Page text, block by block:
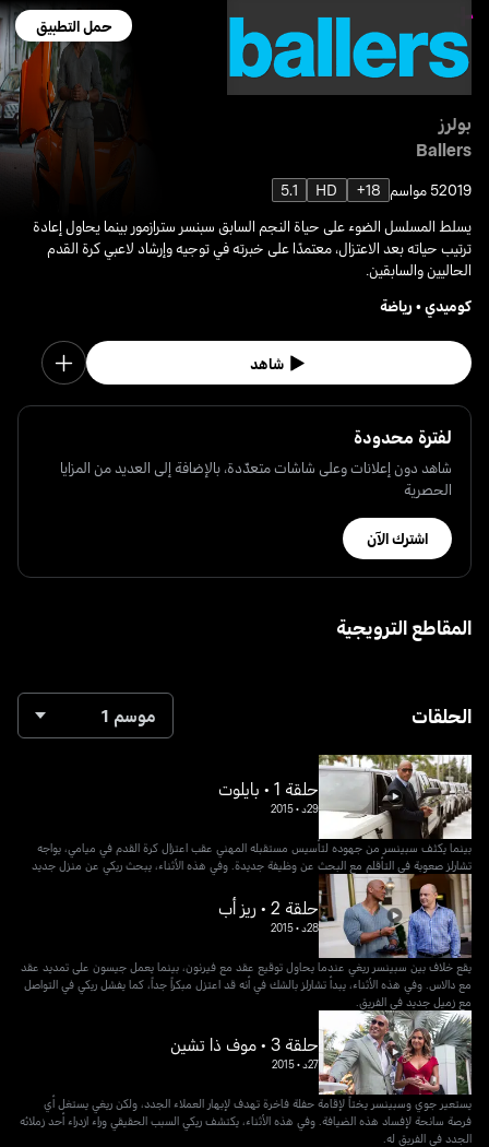
حمل التطبيق
بولرز
Ballers
20195 مواسم 18+
HD
5.1
يسلط المسلسل الضوء على حياة النجم السابق سبنسر سترازمور بينما يحاول إعادة
ترتيب حياته بعد الاعتزال، معتمدًا على خبرته في توجيه وإرشاد لاعبي كرة القدم
الحاليين والسابقين.
كوميدي•رياضة
شاهد
لفترة محدودة
شاهد دون إعلانات وعلى شاشات متعدّدة، بالإضافة إلى العديد من المزايا
الحصرية
اشترك الآن
المقاطع الترويجية
الحلقات موسم 1
حلقة 1 • بايلوت
29د •
2015
بينما يكثف سبينسر من جهوده لتأسيس مستقبله المهني عقب اعتزال كرة القدم في ميامي، يواجه
تشارلز صعوبة في التأقلم مع البحث عن وظيفة جديدة. وفي هذه الأثناء، يبحث ريكي عن منزل جديد
حلقة 2 • ريز أب
28د •
2015
يقع خلاف بين سبينسر ريغي عندما يحاول توقيع عقد مع فيرنون، بينما يعمل جيسون على تمديد عقد
مع دالاس. وفي هذه الأثناء، يبدأ تشارلز بالشك في أنه قد اعتزل مبكراً جداً، كما يفشل ريكي في التواصل
مع زميل جديد في الفريق.
حلقة 3 • موف ذا تشين
27د •
2015
يستعير جوي وسبينسر يختاً لإقامة حفلة فاخرة تهدف لإبهار العملاء الجدد، ولكن ريغي يستغل أي
فرصة سانحة لإفساد هذه الضيافة. وفي هذه الأثناء، يكتشف ريكي السبب الحقيقي وراء ازدراء أحد زملائه
الجدد في الفريق له.